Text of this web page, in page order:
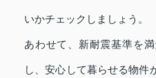
いかチェックしましょう。
あわせて、新耐震基準を
し、安心して暮らせる物件